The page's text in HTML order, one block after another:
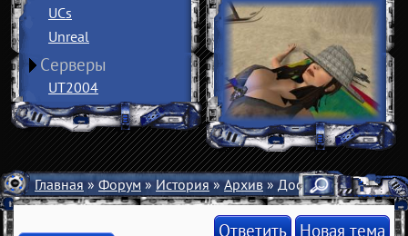
UCs
Unreal
Серверы
UT2004
Главная»Форум»История»Архив» Досчитать до 20000
Ответить Новая тема